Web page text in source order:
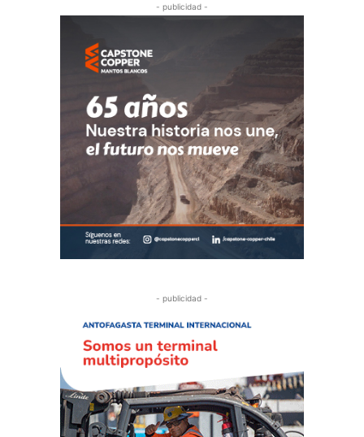
- publicidad -
- publicidad -